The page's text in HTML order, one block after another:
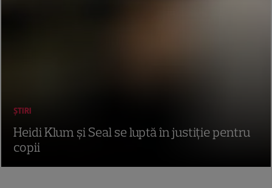
ȘTIRI
Heidi Klum şi Seal se luptă în justiţie pentru
copii